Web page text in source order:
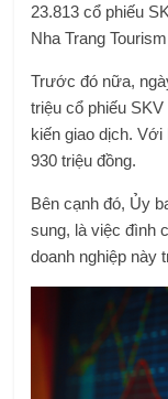
23.813 cổ phiếu
Nha Trang
Trước đó nữa,
triệu cổ phiếu
kiến giao dịch. Với
930 triệu đồng.
Bên cạnh đó, Ủy
sung, là việc đình
doanh nghiệp này